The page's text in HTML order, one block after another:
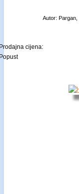
Autor: Pargan,
cijena: